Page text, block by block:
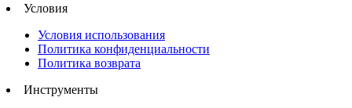
Условия
Условия использования
Политика конфиденциальности
Политика возврата
Инструменты